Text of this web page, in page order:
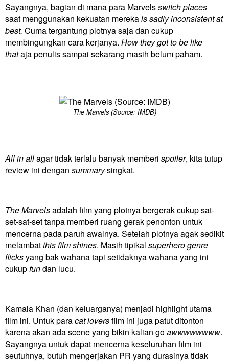
Sayangnya, bagian di mana para Marvelsswitch places
saat menggunakan kekuatan merekais sadly inconsistent at
best. Cuma tergantung plotnya saja dan cukup
membingungkan cara kerjanya. How they got to be like
thataja penulis sampai sekarang masih belum paham.
The Marvels (Source: IMDB)
All in allagar tidak terlalu banyak memberi spoiler, kita tutup
review ini dengan summarysingkat.
The Marvelsadalah film yang plotnya bergerak cukup sat-
set-sat-set tanpa memberi ruang gerak penonton untuk
mencerna pada paruh awalnya. Setelah plotnya agak sedikit
melambatthis film shines. Masih tipikal superhero genre
flicksyang bak wahana tapi setidaknya wahana yang ini
cukupfundan lucu.
Kamala Khan (dan keluarganya) menjadi highlight utama
film ini. Untuk paracat loversfilm ini juga patut ditonton
karena akan ada scene yang bikin kalian goawwwwwwww.
Sayangnya untuk dapat mencerna keseluruhan film ini
seutuhnya, butuh mengerjakan PR yang durasinya tidak